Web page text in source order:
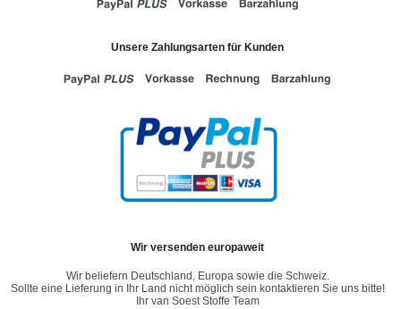
Unsere Zahlungsarten für Kunden
Wir versenden europaweit
Wir beliefern Deutschland, Europa sowie die Schweiz.
Sollte eine Lieferung in Ihr Land nicht möglich sein kontaktieren Sie uns bitte!
Ihr van Soest Stoffe Team